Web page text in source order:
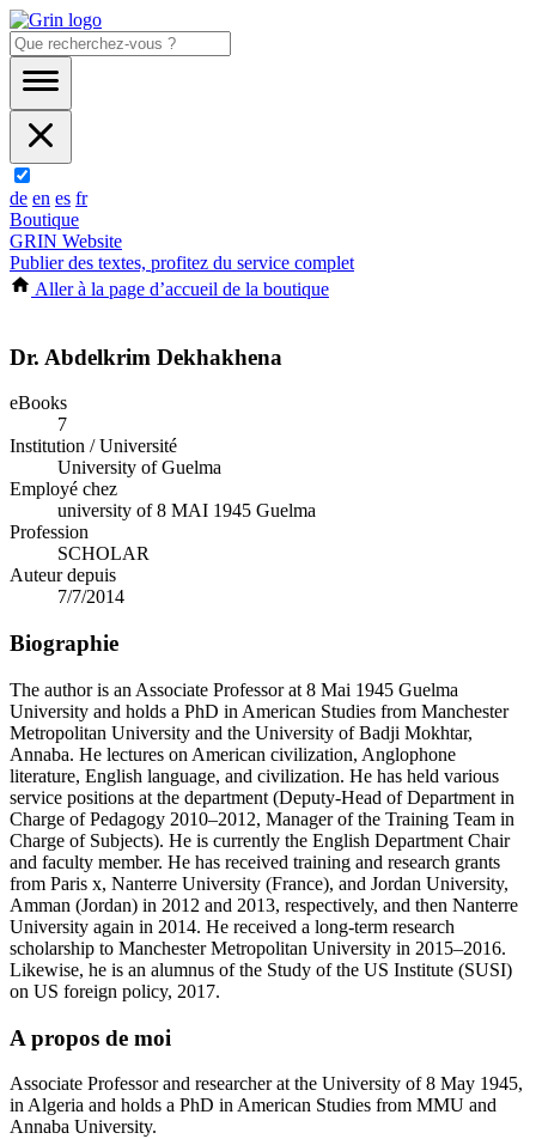
de en es fr
Boutique
GRIN Website
Publier des textes, profitez du service complet
Aller à la page d’accueil de la boutique
Dr. Abdelkrim Dekhakhena
eBooks
7
Institution / Université
University of Guelma
Employé chez
university of 8 MAI 1945 Guelma
Profession
SCHOLAR
Auteur depuis
7/7/2014
Biographie
The author is an Associate Professor at 8 Mai 1945 Guelma
University and holds a PhD in American Studies from Manchester
Metropolitan University and the University of Badji Mokhtar,
Annaba. He lectures on American civilization, Anglophone
literature, English language, and civilization. He has held various
service positions at the department (Deputy-Head of Department in
Charge of Pedagogy 2010–2012, Manager of the Training Team in
Charge of Subjects). He is currently the English Department Chair
and faculty member. He has received training and research grants
from Paris x, Nanterre University (France), and Jordan University,
Amman (Jordan) in 2012 and 2013, respectively, and then Nanterre
University again in 2014. He received a long-term research
scholarship to Manchester Metropolitan University in 2015–2016.
Likewise, he is an alumnus of the Study of the US Institute (SUSI)
on US foreign policy, 2017.
A propos de moi
Associate Professor and researcher at the University of 8 May 1945,
in Algeria and holds a PhD in American Studies from MMU and
Annaba University.